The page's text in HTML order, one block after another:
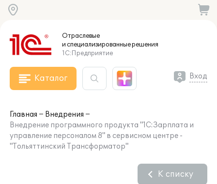
Отраслевые
и специализированныерешения
1С:Предприятие
Каталог Вход
Главная
Внедрения
Внедрение программного продукта "1С:Зарплата и
управление персоналом 8" в сервисном центре -
"Тольяттинский Трансформатор"
К списку